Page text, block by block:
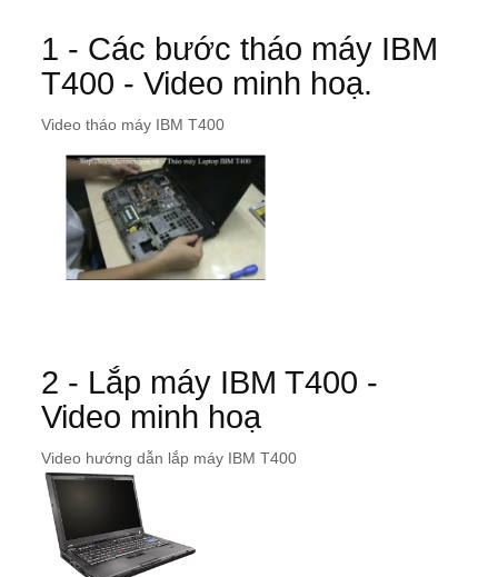
1 - Các bước tháo máy IBM
T400 - Video minh hoạ.
Video tháo máy IBM T400
2 - Lắp máy IBM T400 -
Video minh hoạ
Video hướng dẫn lắp máy IBM T400